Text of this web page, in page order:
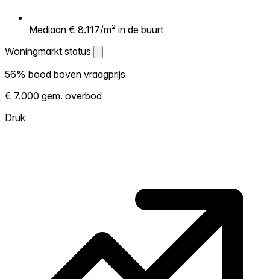
Mediaan € 8.117/m² in de buurt
Woningmarkt status
Woningmarkt status
Laat zien hoe competitief de markt hier is.
Hoe meer woningen boven vraagprijs
verkopen, hoe heter. Heet? Verwacht
56% bood boven vraagprijs
€ 7.000 gem. overbod
Druk